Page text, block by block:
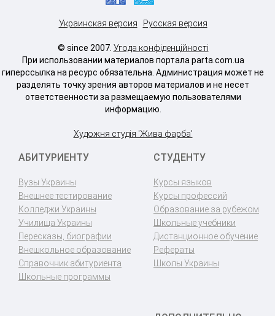
Украинская версия Русская версия
© since 2007. Угода конфіденційності
При использовании материалов портала parta.com.ua
гиперссылка на ресурс обязательна. Администрация может не
разделять точку зрения авторов материалов и не несет
ответственности за размещаемую пользователями
информацию.
Художня студія 'Жива фарба'
АБИТУРИЕНТУ
Вузы Украины
Внешнее тестирование
Колледжи Украины
Училища Украины
Пересказы, биографии
Внешкольное образование
Справочник абитуриента
Школьные программы
СТУДЕНТУ
Курсы языков
Курсы профессий
Образование за рубежом
Школьные учебники
Дистанционное обучение
Рефераты
Школы Украины